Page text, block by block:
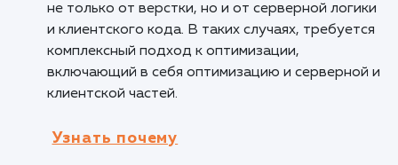
контента играют ключевую роль. Она
быстро отображать новости, статьи и
материалы, обеспечивая более удобное и
приятное чтение для пользователей.
Кому не подходит данный